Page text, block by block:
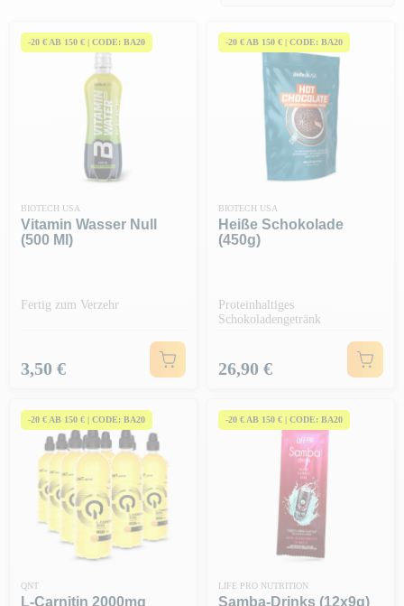
-20 € AB 150 € | CODE: BA20
BIOTECH USA
Vitamin Wasser Null
(500 Ml)
Fertig zum Verzehr
Preis
3,50 €
-20 € AB 150 € | CODE: BA20
BIOTECH USA
Heiße Schokolade
(450g)
Proteinhaltiges
Schokoladengetränk
Preis
26,90 €
-20 € AB 150 € | CODE: BA20
QNT
L-Carnitin 2000mg
-20 € AB 150 € | CODE: BA20
LIFE PRO NUTRITION
Samba-Drinks (12x9g)